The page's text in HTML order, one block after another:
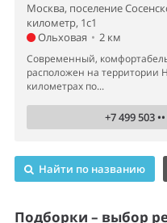
Москва, поселение
километр, 1с1
Ольховая • 2 км
Современный,
расположен на территории
километрах по...
+7 499 503 ••
Найти по названию
Подборки – выбор